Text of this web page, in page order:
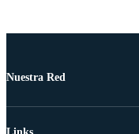
Nuestra Red